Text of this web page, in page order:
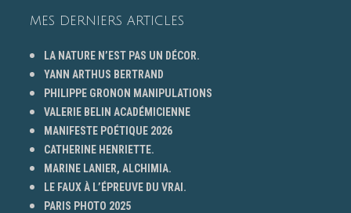
MES DERNIERS ARTICLES
LA NATURE N’EST PAS UN DÉCOR.
YANN ARTHUS BERTRAND
PHILIPPE GRONON MANIPULATIONS
VALERIE BELIN ACADÉMICIENNE
MANIFESTE POÉTIQUE 2026
CATHERINE HENRIETTE.
MARINE LANIER, ALCHIMIA.
LE FAUX À L’ÉPREUVE DU VRAI.
PARIS PHOTO 2025